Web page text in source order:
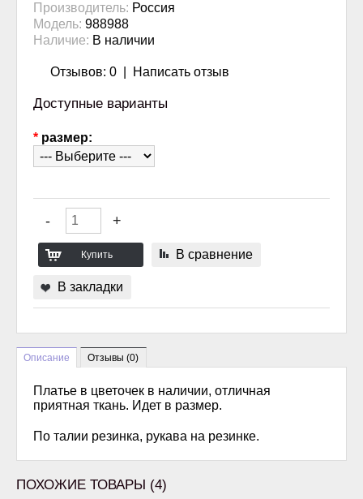
Производитель: Россия
Модель: 988988
Наличие: В наличии
Отзывов: 0 Написать отзыв
Доступные варианты
* размер:
В сравнение
В закладки
Описание Отзывы (0)
Платье в цветочек в наличии, отличная
приятная ткань. Идет в размер.
По талии резинка, рукава на резинке.
ПОХОЖИЕ ТОВАРЫ (4)